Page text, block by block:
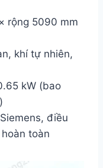
rộng 5090 mm
khí tự nhiên,
kW (bao
điều
toàn